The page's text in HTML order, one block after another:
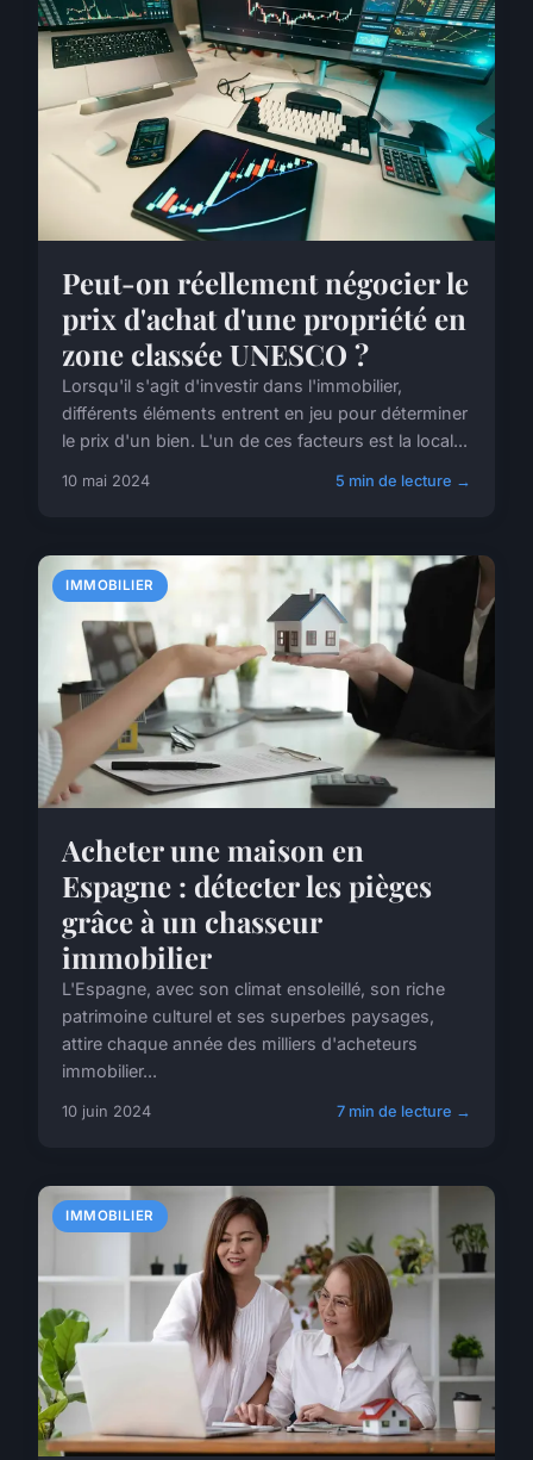
Peut-on réellement négocier le
prix d'achat d'une propriété en
zone classée UNESCO ?
Lorsqu'il s'agit d'investir dans l'immobilier,
différents éléments entrent en jeu pour déterminer
le prix d'un bien. L'un de ces facteurs est la local...
10 mai 2024 5 min de lecture →
IMMOBILIER
Acheter une maison en
Espagne : détecter les pièges
grâce à un chasseur
immobilier
L'Espagne, avec son climat ensoleillé, son riche
patrimoine culturel et ses superbes paysages,
attire chaque année des milliers d'acheteurs
immobilier...
10 juin 2024 7 min de lecture →
IMMOBILIER